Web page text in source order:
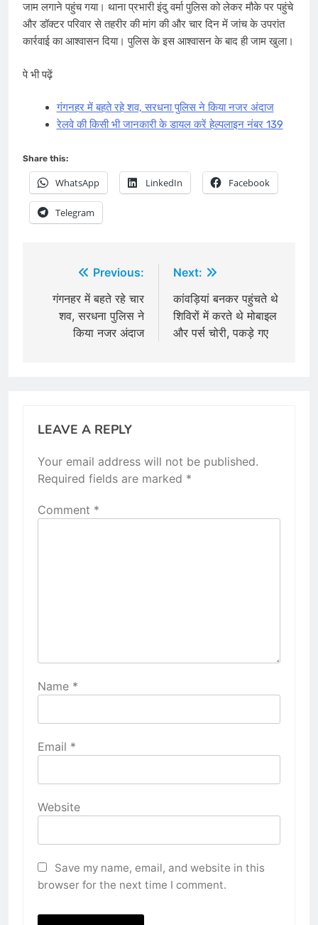
जाम लगाने पहुंच गया। थाना प्रभारी इंदु वर्मा पुलिस को लेकर मौके पर पहुंचे
और डॉक्टर परिवार से तहरीर की मांग की और चार दिन में जांच के उपरांत
कार्रवाई का आश्वासन दिया। पुलिस के इस आश्वासन के बाद ही जाम खुला।
पे भी पढ़ें
गंगनहर में बहते रहे शव, सरधना पुलिस ने किया नजर अंदाज
रेलवे की किसी भी जानकारी के डायल करें हेल्पलाइन नंबर 139
Share this:
WhatsApp LinkedIn Facebook
Telegram
navigation
Previous:
गंगनहर में बहते रहे चार
शव, सरधना पुलिस ने
किया नजर अंदाज
Next:
कांवड़ियां बनकर पहुंचते थे
​शिविरों में करते थे मोबाइल
और पर्स चोरी, पकड़े गए
LEAVE A REPLY
Your email address will not be published.
Required fields are marked *
Comment *
Name *
Email *
Website
Save my name, email, and website in this
browser for the next time I comment.